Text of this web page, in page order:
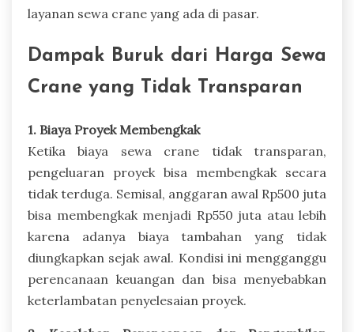
layanan sewa crane yang ada di pasar.
Dampak Buruk dari Harga Sewa
Crane yang Tidak Transparan
1. Biaya Proyek Membengkak
Ketika biaya sewa crane tidak transparan,
pengeluaran proyek bisa membengkak secara
tidak terduga. Semisal, anggaran awal Rp500 juta
bisa membengkak menjadi Rp550 juta atau lebih
karena adanya biaya tambahan yang tidak
diungkapkan sejak awal. Kondisi ini mengganggu
perencanaan keuangan dan bisa menyebabkan
keterlambatan penyelesaian proyek.